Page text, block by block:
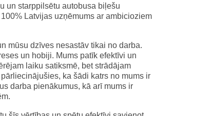
un starppilsētu autobusa biļešu
Latvijas uzņēmums ar ambicioziem
mūsu dzīves nesastāv tikai no darba.
un hobiji. Mums patīk efektīvi un
laiku satiksmē, bet strādājam
ka šādi katrs no mums ir
darba pienākumus, kā arī mums ir